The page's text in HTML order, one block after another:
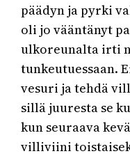
päädyn ja pyrki
oli jo vääntänyt
ulkoreunalta irti
tunkeutuessaan.
vesuri ja tehdä
sillä juuresta se
kun seuraava
villiviini